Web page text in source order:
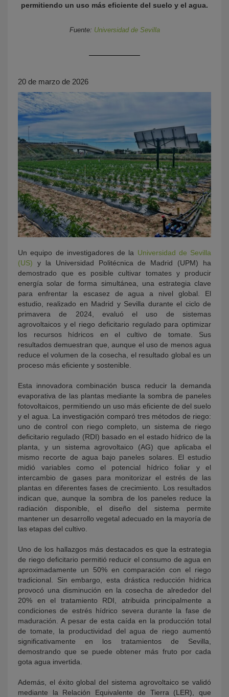
permitiendo un uso más eficiente del suelo y el agua.
Fuente: Universidad de Sevilla
20 de marzo de 2026
Un equipo de investigadores de la Universidad de Sevilla
(US) y la Universidad Politécnica de Madrid (UPM) ha
demostrado que es posible cultivar tomates y producir
energía solar de forma simultánea, una estrategia clave
para enfrentar la escasez de agua a nivel global. El
estudio, realizado en Madrid y Sevilla durante el ciclo de
primavera de 2024, evaluó el uso de sistemas
agrovoltaicos y el riego deficitario regulado para optimizar
los recursos hídricos en el cultivo de tomate. Sus
resultados demuestran que, aunque el uso de menos agua
reduce el volumen de la cosecha, el resultado global es un
proceso más eficiente y sostenible.
Esta innovadora combinación busca reducir la demanda
evaporativa de las plantas mediante la sombra de paneles
fotovoltaicos, permitiendo un uso más eficiente de del suelo
y el agua. La investigación comparó tres métodos de riego:
uno de control con riego completo, un sistema de riego
deficitario regulado (RDI) basado en el estado hídrico de la
planta, y un sistema agrovoltaico (AG) que aplicaba el
mismo recorte de agua bajo paneles solares. El estudio
midió variables como el potencial hídrico foliar y el
intercambio de gases para monitorizar el estrés de las
plantas en diferentes fases de crecimiento. Los resultados
indican que, aunque la sombra de los paneles reduce la
radiación disponible, el diseño del sistema permite
mantener un desarrollo vegetal adecuado en la mayoría de
las etapas del cultivo.
Uno de los hallazgos más destacados es que la estrategia
de riego deficitario permitió reducir el consumo de agua en
aproximadamente un 50% en comparación con el riego
tradicional. Sin embargo, esta drástica reducción hídrica
provocó una disminución en la cosecha de alrededor del
20% en el tratamiento RDI, atribuida principalmente a
condiciones de estrés hídrico severa durante la fase de
maduración. A pesar de esta caída en la producción total
de tomate, la productividad del agua de riego aumentó
significativamente en los tratamientos de Sevilla,
demostrando que se puede obtener más fruto por cada
gota agua invertida.
Además, el éxito global del sistema agrovoltaico se validó
mediante la Relación Equivalente de Tierra (LER), que